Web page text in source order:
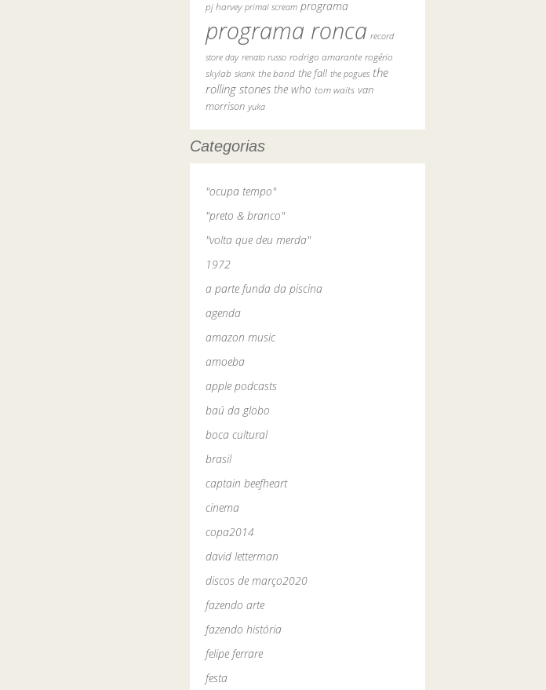
pj harvey primal scream programa
programa ronca record
store day renato russo rodrigo amarante rogério
skylab skank the band the fall the pogues the
rolling stones the who tom waits van
morrison yuka
Categorias
"ocupa tempo"
"preto & branco"
"volta que deu merda"
1972
a parte funda da piscina
agenda
amazon music
amoeba
apple podcasts
baú da globo
boca cultural
brasil
captain beefheart
cinema
copa2014
david letterman
discos de março2020
fazendo arte
fazendo história
felipe ferrare
festa